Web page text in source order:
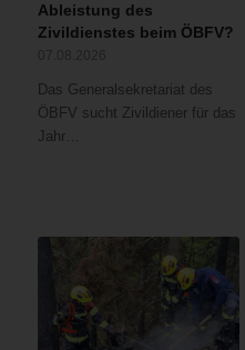
Ableistung des
Zivildienstes beim ÖBFV?
Das Generalsekretariat des
ÖBFV sucht Zivildiener für das
Jahr…